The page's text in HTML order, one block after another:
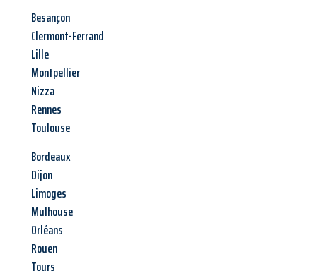
Besançon
Clermont-Ferrand
Lille
Montpellier
Nizza
Rennes
Toulouse
Bordeaux
Dijon
Limoges
Mulhouse
Orléans
Rouen
Tours